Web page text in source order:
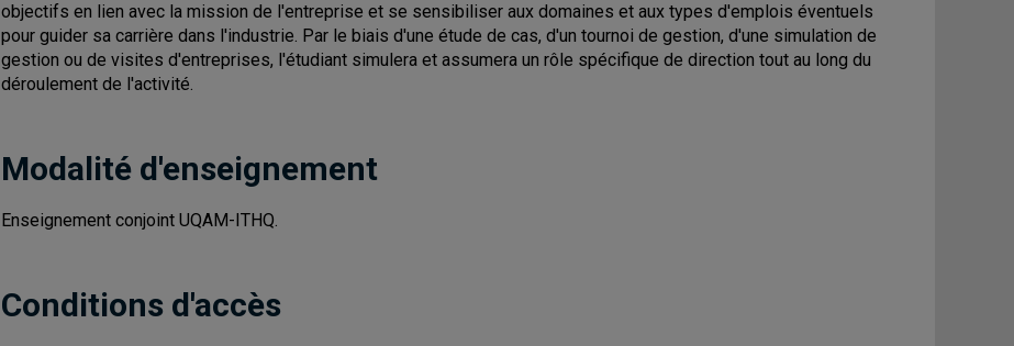
objectifs en lien avec la mission de l'entreprise et se sensibiliser aux domaines et aux types d'emplois éventuels
pour guider sa carrière dans l'industrie. Par le biais d'une étude de cas, d'un tournoi de gestion, d'une simulation de
gestion ou de visites d'entreprises, l'étudiant simulera et assumera un rôle spécifique de direction tout au long du
déroulement de l'activité.
Modalité d'enseignement
Enseignement conjoint UQAM-ITHQ.
Conditions d'accès